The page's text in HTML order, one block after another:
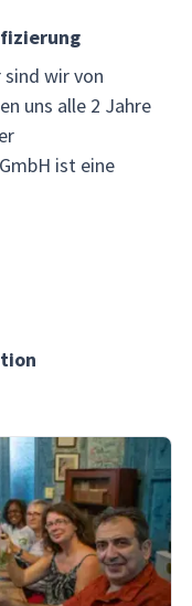
wir von
uns alle 2 Jahre
ist eine